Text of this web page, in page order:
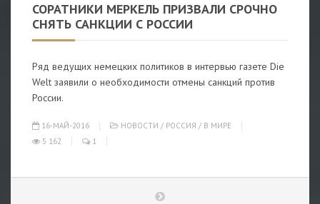
СОРАТНИКИ МЕРКЕЛЬ ПРИЗВАЛИ СРОЧНО
СНЯТЬ САНКЦИИ С РОССИИ
Ряд ведущих немецких политиков в интервью газете Die
Welt заявили о необходимости отмены санкций против
России.
16-МАЙ-2016 НОВОСТИ / РОССИЯ / В МИРЕ
5 162
1